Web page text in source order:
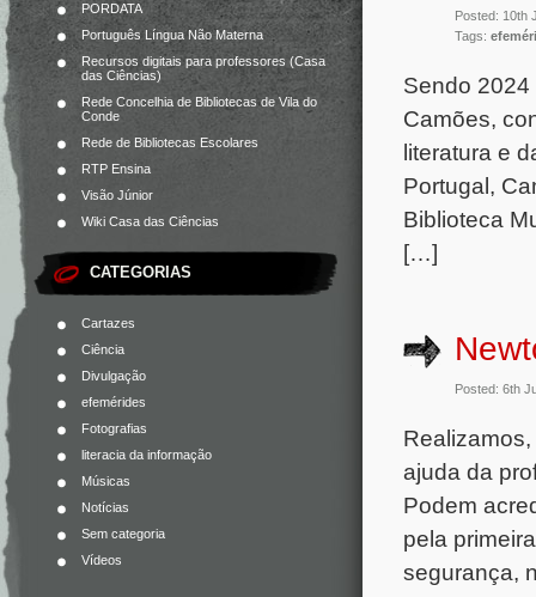
PORDATA
Português Língua Não Materna
Recursos digitais para professores (Casa
das Ciências)
Rede Concelhia de Bibliotecas de Vila do
Conde
Rede de Bibliotecas Escolares
RTP Ensina
Visão Júnior
Wiki Casa das Ciências
CATEGORIAS
Cartazes
Ciência
Divulgação
efemérides
Fotografias
literacia da informação
Músicas
Notícias
Sem categoria
Vídeos
Posted: 10th
Tags:
Sendo
Camões,
literatura e
Portugal,
Biblioteca
[…]
Posted: 6th
ajuda da
Podem
pela
segurança,